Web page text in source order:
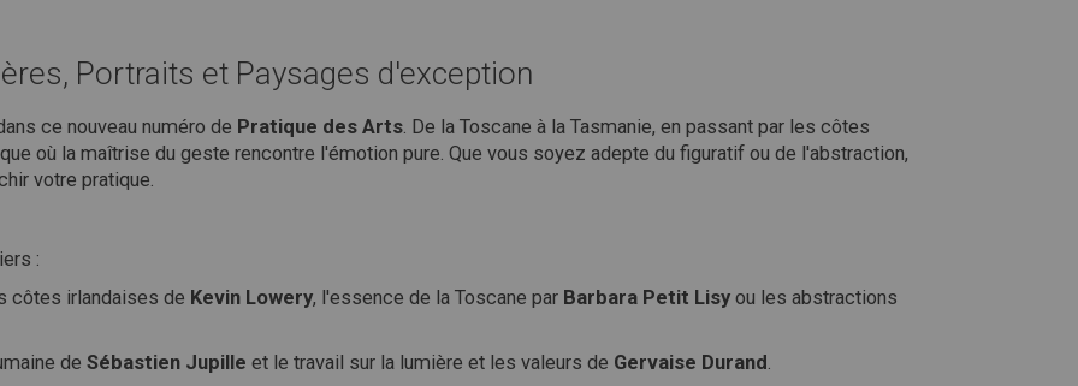
Portraits et Paysages d'exception
ce nouveau numéro de Pratique des Arts. De la Toscane à la Tasmanie, en passant par les côtes
où la maîtrise du geste rencontre l'émotion pure. Que vous soyez adepte du figuratif ou de l'abstraction,
votre pratique.
:
côtes irlandaises de Kevin Lowery, l'essence de la Toscane par Barbara Petit Lisy ou les abstractions
de Sébastien Jupille et le travail sur la lumière et les valeurs de Gervaise Durand.